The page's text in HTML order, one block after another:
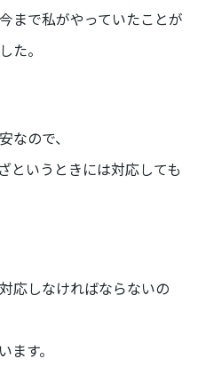
まで私がやっていたことが
た。
なので、
というときには対応しても
応しなければならないの
す。